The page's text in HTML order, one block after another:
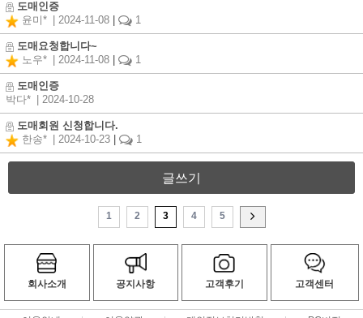
도매인증
윤미*
| 2024-11-08 1
도매요청합니다~
노우*
| 2024-11-08 1
도매인증
박다*
| 2024-10-28
도매회원 신청합니다.
한송*
| 2024-10-23 1
글쓰기
1 2 3 4 5
회사소개 공지사항 고객후기 고객센터